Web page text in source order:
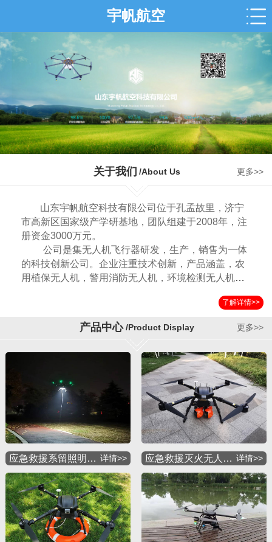
宇帆航空
关于我们 /About Us 更多>>
山东宇帆航空科技有限公司位于孔孟故里，济宁
市高新区国家级产学研基地，团队组建于2008年，注
册资金3000万元。
公司是集无人机飞行器研发，生产，销售为一体
的科技创新公司。企业注重技术创新，产品涵盖，农
用植保无人机，警用消防无人机，环境检测无人机，
流配送无人机，军用特种无人机等多种应用机型。公
司自成立以来以其独特的设计方案，严格的检验标准
获得国内外客户的一致好评。
了解详情>>
产品中心 /Product Display 更多>>
应急救援系留照明… 详情>> 应急救援灭火无人… 详情>>